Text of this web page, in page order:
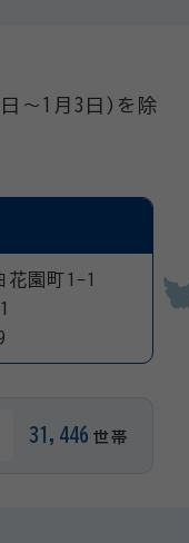
～1月3日)を除
花園町1-1
31,446 世帯